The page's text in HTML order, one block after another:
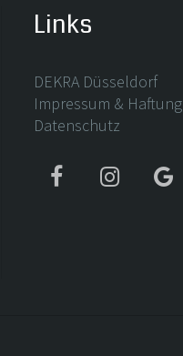
Links
DEKRA Düsseldorf
Impressum & Haftung
Datenschutz